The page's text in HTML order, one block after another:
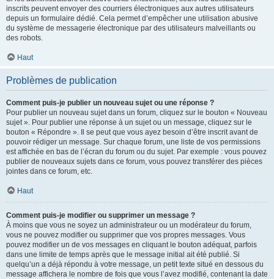
inscrits peuvent envoyer des courriers électroniques aux autres utilisateurs
depuis un formulaire dédié. Cela permet d’empêcher une utilisation abusive
du système de messagerie électronique par des utilisateurs malveillants ou
des robots.
Haut
Problèmes de publication
Comment puis-je publier un nouveau sujet ou une réponse ?
Pour publier un nouveau sujet dans un forum, cliquez sur le bouton « Nouveau
sujet ». Pour publier une réponse à un sujet ou un message, cliquez sur le
bouton « Répondre ». Il se peut que vous ayez besoin d’être inscrit avant de
pouvoir rédiger un message. Sur chaque forum, une liste de vos permissions
est affichée en bas de l’écran du forum ou du sujet. Par exemple : vous pouvez
publier de nouveaux sujets dans ce forum, vous pouvez transférer des pièces
jointes dans ce forum, etc.
Haut
Comment puis-je modifier ou supprimer un message ?
À moins que vous ne soyez un administrateur ou un modérateur du forum,
vous ne pouvez modifier ou supprimer que vos propres messages. Vous
pouvez modifier un de vos messages en cliquant le bouton adéquat, parfois
dans une limite de temps après que le message initial ait été publié. Si
quelqu’un a déjà répondu à votre message, un petit texte situé en dessous du
message affichera le nombre de fois que vous l’avez modifié, contenant la date